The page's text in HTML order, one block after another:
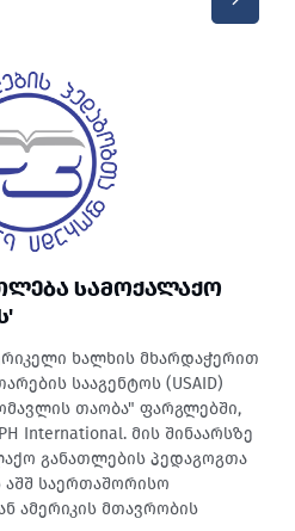
ᲡᲐᲛᲝᲥᲐᲚᲐᲥᲝ
ხალხის მხარდაჭერით
სააგენტოს (USAID)
თაობა" ფარგლებში,
International. მის შინაარსზე
განათლების პედაგოგთა
აშშ საერთაშორისო
ამერიკის მთავრობის